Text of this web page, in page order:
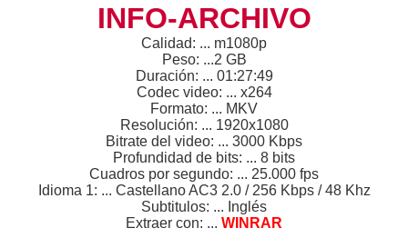
INFO-ARCHIVO
Calidad: ... m1080p
Peso: ...2 GB
Duración: ... 01:27:49
Codec video: ... x264
Formato: ... MKV
Resolución: ... 1920x1080
Bitrate del video: ... 3000 Kbps
Profundidad de bits: ... 8 bits
Cuadros por segundo: ... 25.000 fps
Idioma 1: ... Castellano AC3 2.0 / 256 Kbps / 48 Khz
Subtitulos: ... Inglés
Extraer con: ... WINRAR